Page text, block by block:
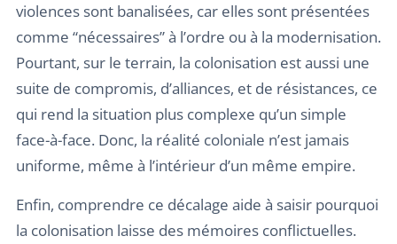
violences sont banalisées, car elles sont présentées
comme “nécessaires” à l’ordre ou à la modernisation.
Pourtant, sur le terrain, la colonisation est aussi une
suite de compromis, d’alliances, et de résistances, ce
qui rend la situation plus complexe qu’un simple
face-à-face. Donc, la réalité coloniale n’est jamais
uniforme, même à l’intérieur d’un même empire.
Enfin, comprendre ce décalage aide à saisir pourquoi
la colonisation laisse des mémoires conflictuelles.